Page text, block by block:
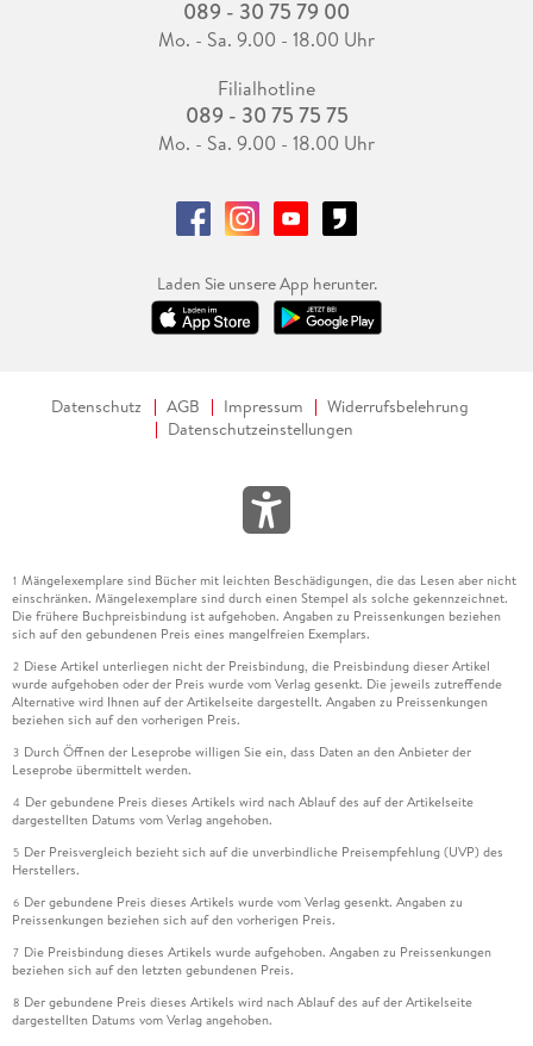
089 - 30 75 79 00
Mo. - Sa. 9.00 - 18.00 Uhr
Filialhotline
089 - 30 75 75 75
Mo. - Sa. 9.00 - 18.00 Uhr
Laden Sie unsere App herunter.
Datenschutz AGB Impressum
Widerrufsbelehrung
Datenschutzeinstellungen
1 Mängelexemplare sind Bücher mit leichten Beschädigungen, die das Lesen aber nicht
einschränken. Mängelexemplare sind durch einen Stempel als solche gekennzeichnet.
Die frühere Buchpreisbindung ist aufgehoben. Angaben zu Preissenkungen beziehen
sich auf den gebundenen Preis eines mangelfreien Exemplars.
2 Diese Artikel unterliegen nicht der Preisbindung, die Preisbindung dieser Artikel
wurde aufgehoben oder der Preis wurde vom Verlag gesenkt. Die jeweils zutreffende
Alternative wird Ihnen auf der Artikelseite dargestellt. Angaben zu Preissenkungen
beziehen sich auf den vorherigen Preis.
3 Durch Öffnen der Leseprobe willigen Sie ein, dass Daten an den Anbieter der
Leseprobe übermittelt werden.
4 Der gebundene Preis dieses Artikels wird nach Ablauf des auf der Artikelseite
dargestellten Datums vom Verlag angehoben.
5 Der Preisvergleich bezieht sich auf die unverbindliche Preisempfehlung (UVP) des
Herstellers.
6 Der gebundene Preis dieses Artikels wurde vom Verlag gesenkt. Angaben zu
Preissenkungen beziehen sich auf den vorherigen Preis.
7 Die Preisbindung dieses Artikels wurde aufgehoben. Angaben zu Preissenkungen
beziehen sich auf den letzten gebundenen Preis.
8 Der gebundene Preis dieses Artikels wird nach Ablauf des auf der Artikelseite
dargestellten Datums vom Verlag angehoben.